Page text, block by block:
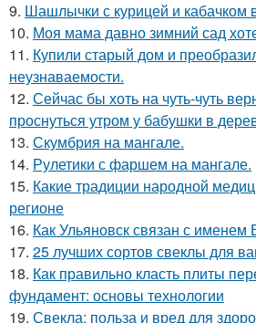
9. Шашлычки с курицей и кабачком
10. Моя мама давно зимний сад
11. Купили старый дом и
неузнаваемости.
12. Сейчас бы хоть на чуть-чуть
проснуться утром у бабушки в
13. Скумбрия на мангале.
14. Рулетики с фаршем на мангале.
15. Какие традиции народной
регионе
16. Как Ульяновск связан с
17. 25 лучших сортов свеклы для
18. Как правильно класть плиты
фундамент: основы технологии
19. Свекла: польза и вред для